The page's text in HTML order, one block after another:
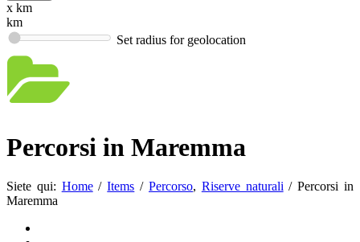
x km
km
Set radius for geolocation
Percorsi in Maremma
Siete qui: Home / Items / Percorso, Riserve naturali / Percorsi in
Maremma